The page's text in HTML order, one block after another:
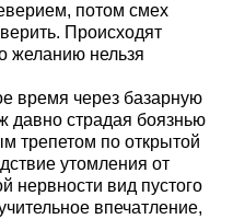
потом смех
Происходят
желанию нельзя
время через базарную
давно страдая боязнью
трепетом по открытой
утомления от
нервности вид пустого
впечатление,